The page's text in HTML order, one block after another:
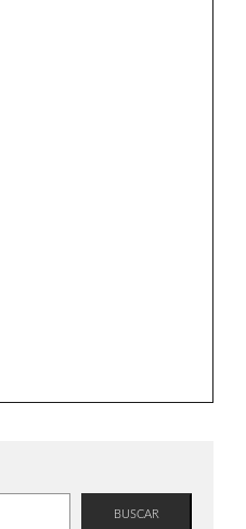
BUSCAR